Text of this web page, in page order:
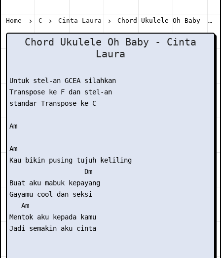
Home C Cinta Laura Chord Ukulele Oh Baby - Cinta Laura
Chord Ukulele Oh Baby - Cinta
Laura
Untuk stel-an GCEA silahkan
Transpose ke F dan stel-an
standar Transpose ke C
Am
Am
Kau bikin pusing tujuh keliling
                   Dm
Buat aku mabuk kepayang
Gayamu cool dan seksi
   Am
Mentok aku kepada kamu
Jadi semakin aku cinta